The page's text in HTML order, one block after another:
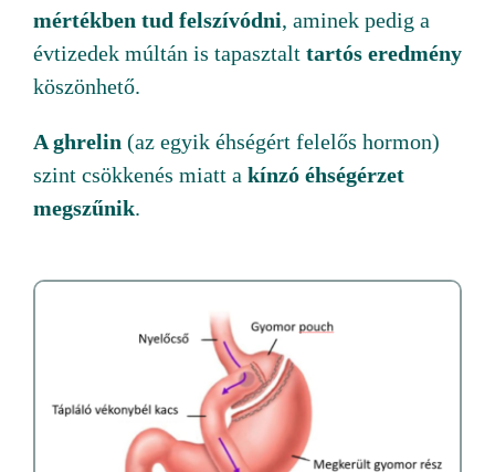
mértékben tud felszívódni, aminek pedig a
évtizedek múltán is tapasztalt tartós eredmény
köszönhető.
A ghrelin (az egyik éhségért felelős hormon)
szint csökkenés miatt a kínzó éhségérzet
megszűnik.